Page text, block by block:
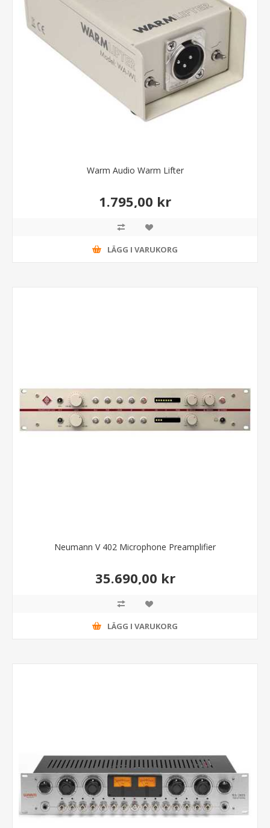
Warm Audio Warm Lifter
1.795,00 kr
LÄGG I VARUKORG
Neumann V 402 Microphone Preamplifier
35.690,00 kr
LÄGG I VARUKORG